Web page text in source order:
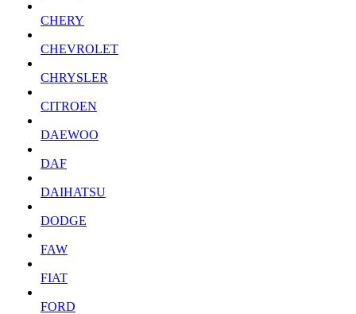
CHERY
CHEVROLET
CHRYSLER
CITROEN
DAEWOO
DAF
DAIHATSU
DODGE
FAW
FIAT
FORD